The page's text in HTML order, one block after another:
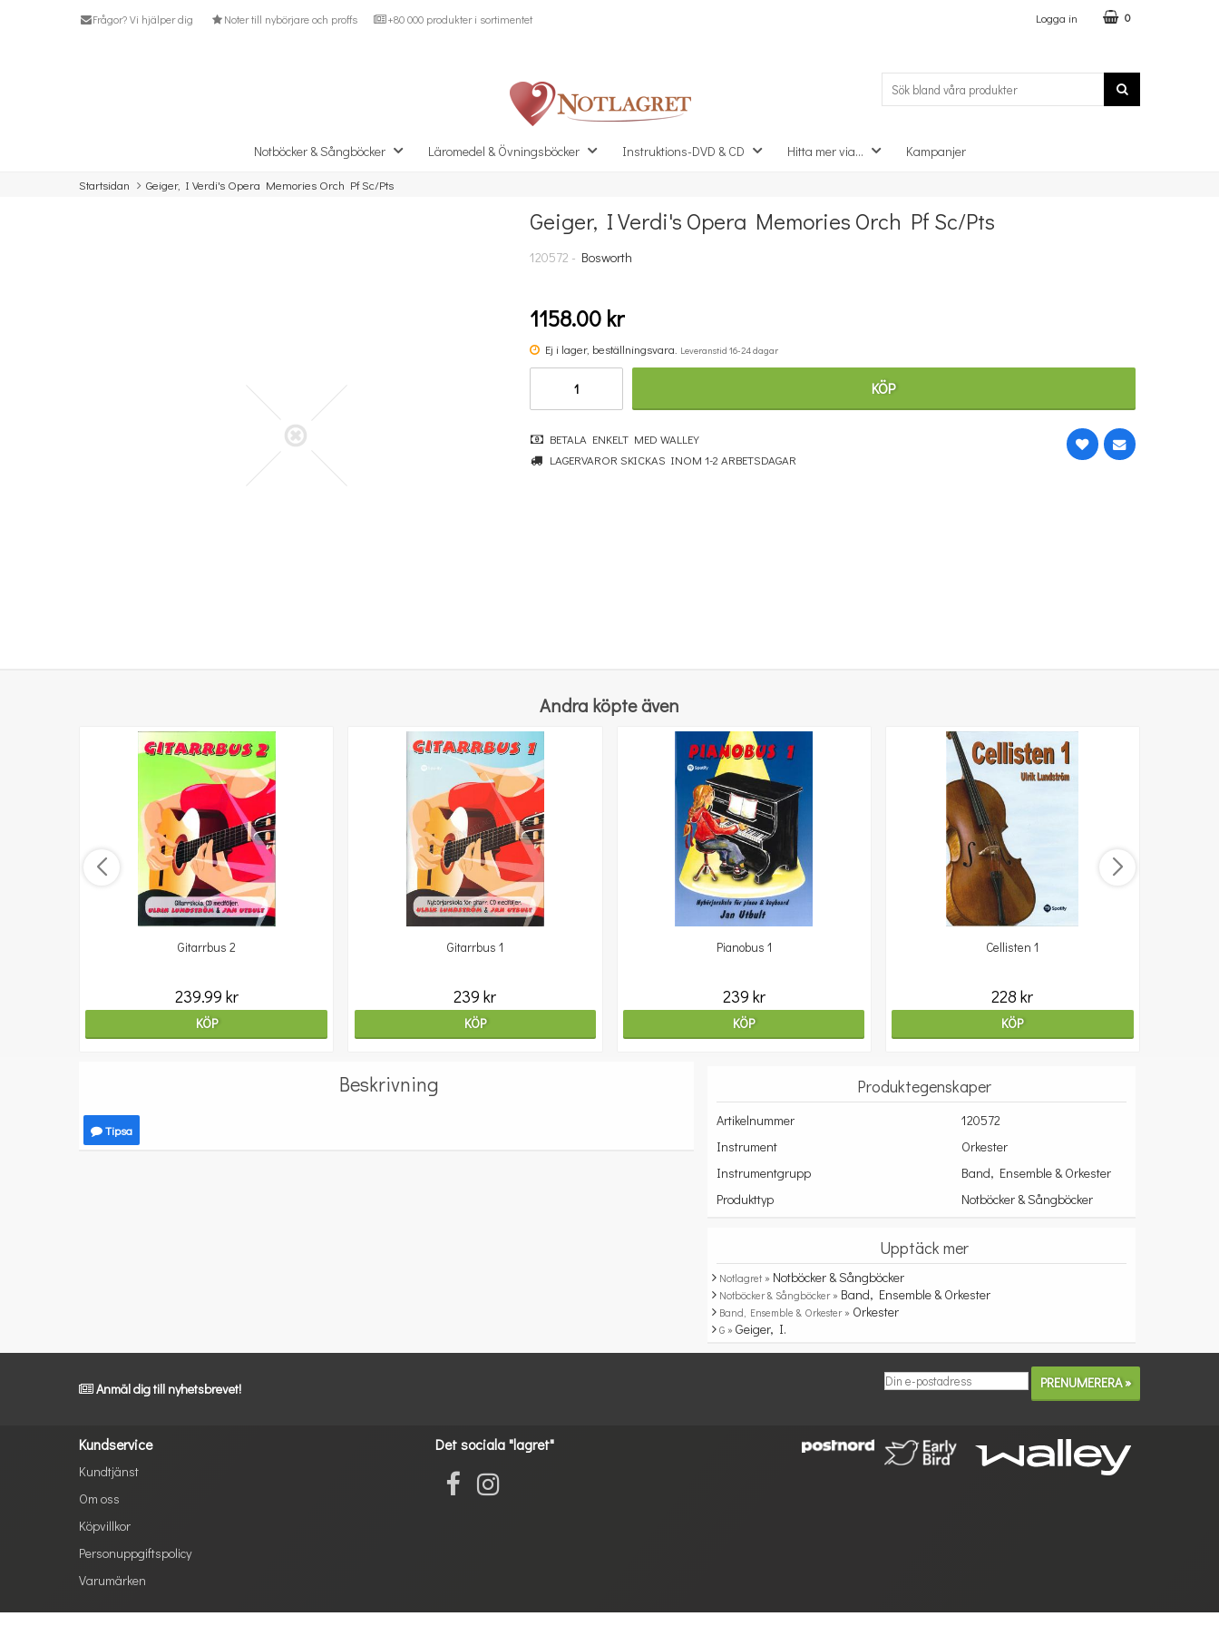
Frågor? Vi hjälper dig Noter till nybörjare och proffs +80 000 produkter i sortimentet Logga in 0
Notböcker & Sångböcker Läromedel & Övningsböcker Instruktions-DVD & CD Hitta mer via... Kampanjer
Startsidan Geiger, I Verdi's Opera Memories Orch Pf Sc/Pts
Missa inte detta...
Geiger, I Verdi's Opera Memories Orch Pf Sc/Pts
120572 - Bosworth
1158.00 kr
Ej i lager, beställningsvara. Leveranstid 16-24 dagar
KÖP
BETALA ENKELT MED WALLEY
LAGERVAROR SKICKAS INOM 1-2 ARBETSDAGAR
Andra köpte även
Gitarrbus 2
239.99 kr
KÖP
Gitarrbus 1
239 kr
KÖP
Pianobus 1
239 kr
KÖP
Cellisten 1
228 kr
KÖP
Beskrivning
Tipsa
Produktegenskaper
Artikelnummer
120572
Instrument
Orkester
Instrumentgrupp
Band, Ensemble & Orkester
Produkttyp
Notböcker & Sångböcker
Upptäck mer
Notlagret » Notböcker & Sångböcker
Notböcker & Sångböcker » Band, Ensemble & Orkester
Band, Ensemble & Orkester » Orkester
G »Geiger, I.
Anmäl dig till nyhetsbrevet!
Kundservice
Kundtjänst
Om oss
Köpvillkor
Personuppgiftspolicy
Varumärken
Det sociala "lagret"